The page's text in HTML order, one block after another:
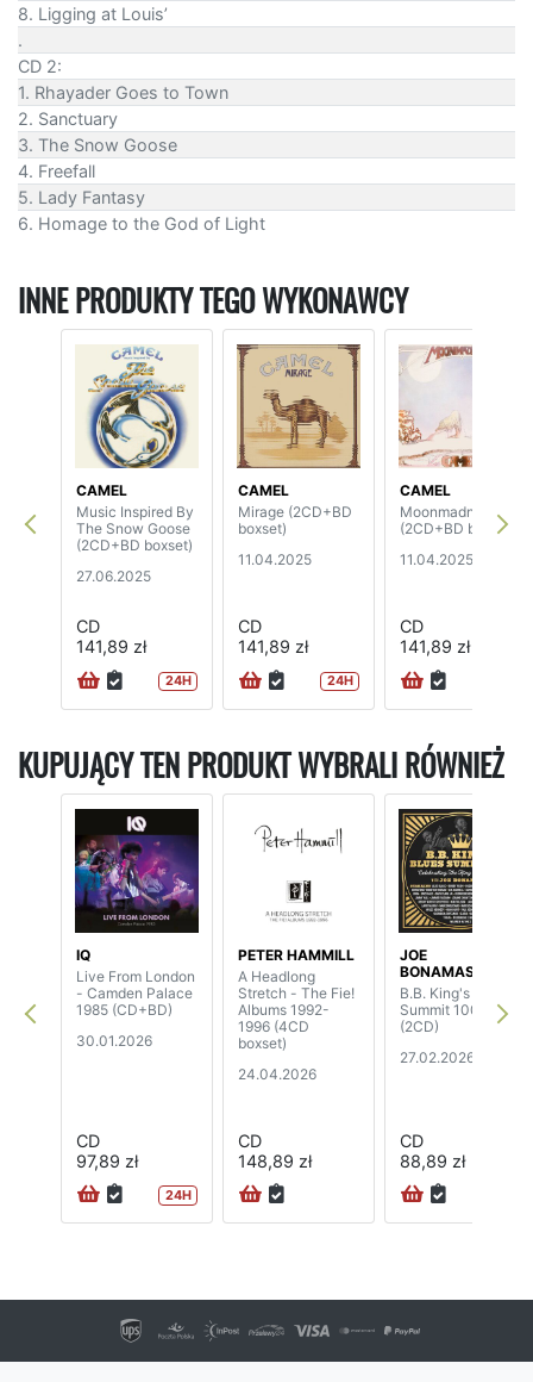
8. Ligging at Louis’
.
CD 2:
1. Rhayader Goes to Town
2. Sanctuary
3. The Snow Goose
4. Freefall
5. Lady Fantasy
6. Homage to the God of Light
INNE PRODUKTY TEGO WYKONAWCY
CAMEL
Music Inspired By
The Snow Goose
(2CD+BD boxset)
27.06.2025
CD
141,89 zł
24H
CAMEL
Mirage (2CD+BD
boxset)
11.04.2025
CD
141,89 zł
24H
CAMEL
Moonmadness
(2CD+BD boxset)
11.04.2025
CD
141,89 zł
KUPUJĄCY TEN PRODUKT WYBRALI RÓWNIEŻ
IQ
Live From London
- Camden Palace
1985 (CD+BD)
30.01.2026
CD
97,89 zł
24H
PETER HAMMILL
A Headlong
Stretch - The Fie!
Albums 1992-
1996 (4CD
boxset)
24.04.2026
CD
148,89 zł
JOE
BONAMASSA
B.B. King's Blues
Summit 100
(2CD)
27.02.2026
CD
88,89 zł